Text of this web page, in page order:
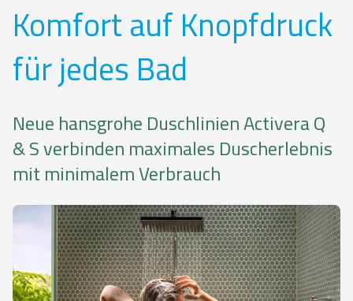
Komfort auf Knopfdruck
für jedes Bad
Neue hansgrohe Duschlinien Activera Q
& S verbinden maximales Duscherlebnis
mit minimalem Verbrauch